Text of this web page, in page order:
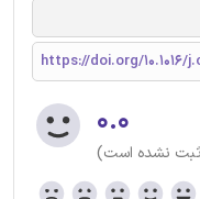
https://doi.org/10.1016/
۰.۰
ثبت نشده است)